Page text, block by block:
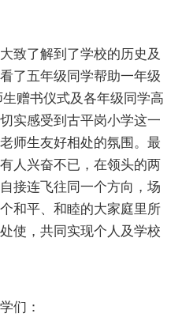
致了解到了学校的历史及
了五年级同学帮助一年级
赠书仪式及各年级同学高
实感受到古平岗小学这一
师生友好相处的氛围。最
人兴奋不已，在领头的两
接连飞往同一个方向，场
和平、和睦的大家庭里所
使，共同实现个人及学校
们：